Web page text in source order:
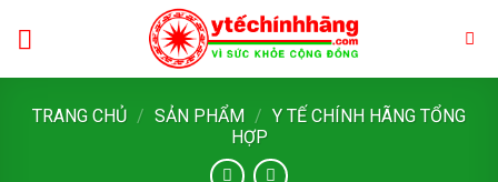
TRANG CHỦ / SẢN PHẨM / Y TẾ CHÍNH HÃNG TỔNG
HỢP